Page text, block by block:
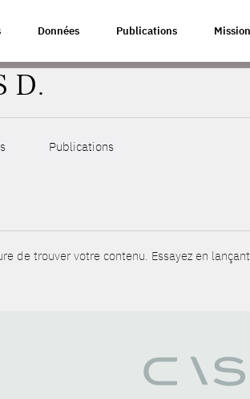
Données Publications
D.
Publications
de trouver votre contenu. Essayez en